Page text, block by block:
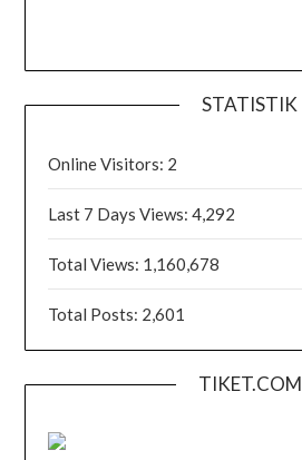
STATISTIK
Online Visitors: 2
Last 7 Days Views:4,292
Total Views: 1,160,678
Total Posts: 2,601
TIKET.COM